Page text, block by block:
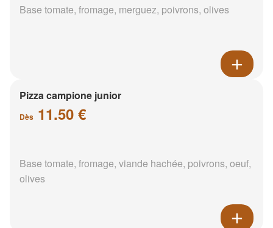
Base tomate, fromage, merguez, poivrons, olives
Pizza campione junior
Dès 11.50 €
Base tomate, fromage, viande hachée, poivrons, oeuf,
olives